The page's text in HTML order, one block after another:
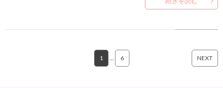
1 … 6 NEXT